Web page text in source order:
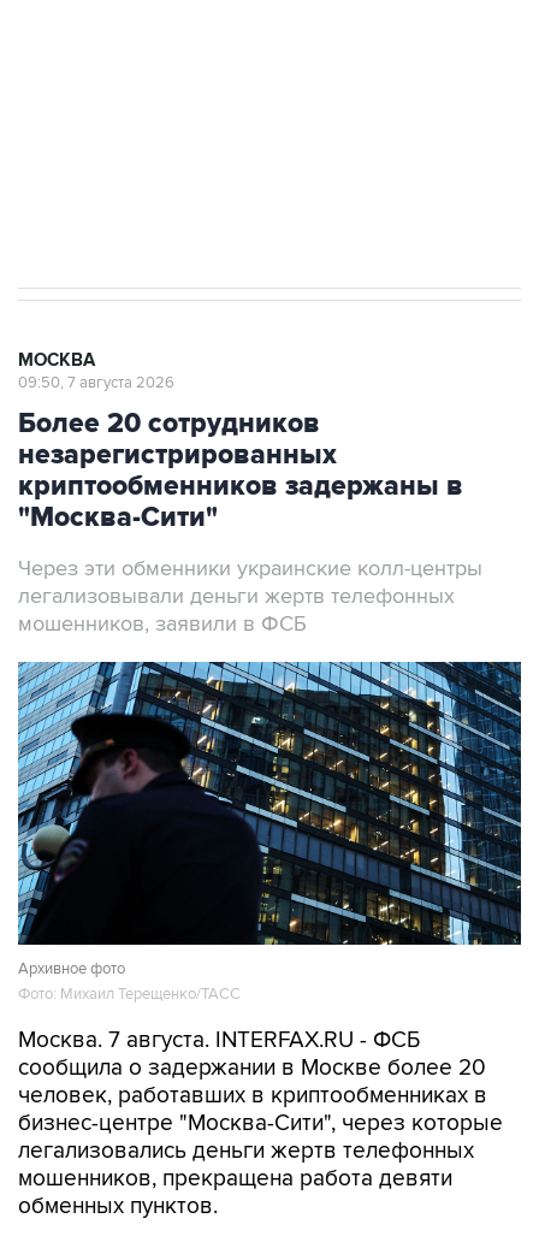
МОСКВА
09:50, 7 августа 2026
Более 20 сотрудников
незарегистрированных
криптообменников задержаны в
"Москва-Сити"
Через эти обменники украинские колл-центры
легализовывали деньги жертв телефонных
мошенников, заявили в ФСБ
Архивное фото
Фото: Михаил Терещенко/ТАСС
Москва. 7 августа. INTERFAX.RU - ФСБ
сообщила о задержании в Москве более 20
человек, работавших в криптообменниках в
бизнес-центре "Москва-Сити", через которые
легализовались деньги жертв телефонных
мошенников, прекращена работа девяти
обменных пунктов.